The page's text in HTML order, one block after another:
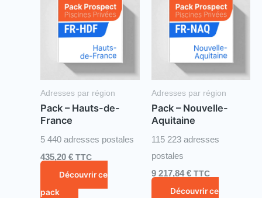
Adresses par région
Pack – Hauts-de-
France
5 440 adresses postales
435,20€ TTC
Découvrir ce
pack
Adresses par région
Pack – Nouvelle-
Aquitaine
115 223 adresses
postales
9 217,84€ TTC
Découvrir ce